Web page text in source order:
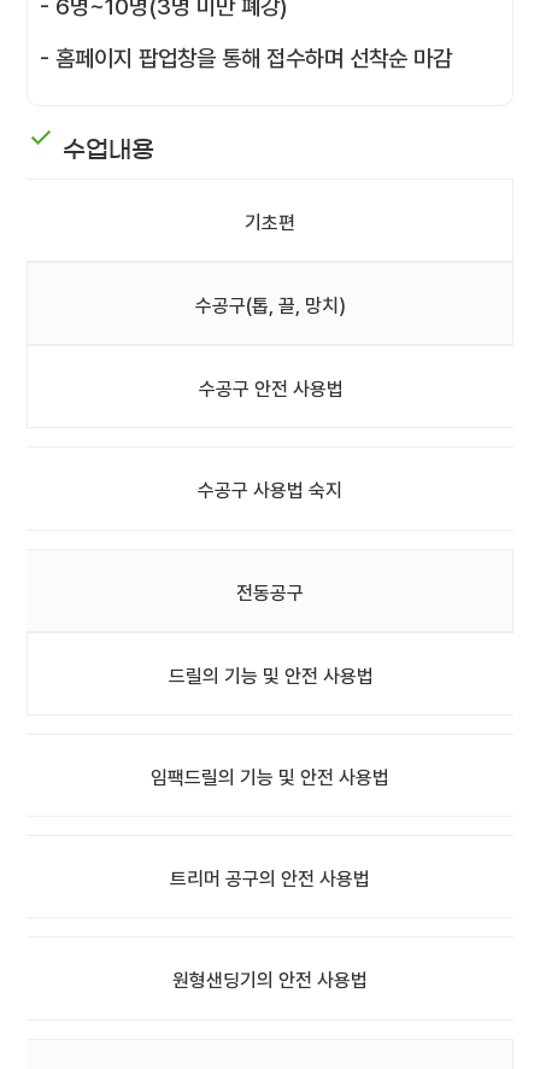
- 6명~10명(3명 미만 폐강)
- 홈페이지 팝업창을 통해 접수하며 선착순 마감
수업내용
기초편
수공구(톱, 끌, 망치)
수공구 안전 사용법
수공구 사용법 숙지
전동공구
드릴의 기능 및 안전 사용법
임팩드릴의 기능 및 안전 사용법
트리머 공구의 안전 사용법
원형샌딩기의 안전 사용법